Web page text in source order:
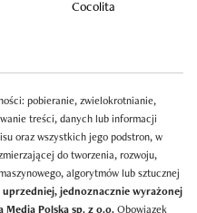
Cocolita
pobieranie, zwielokrotnianie,
treści, danych lub informacji
oraz wszystkich jego podstron, w
do tworzenia, rozwoju,
algorytmów lub sztucznej
jednoznacznie wyrażonej
Polska sp. z o.o.Obowiązek